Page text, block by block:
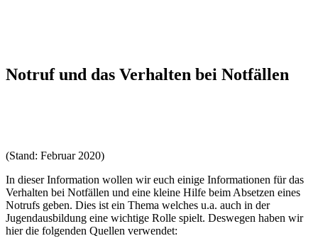
Notruf und das Verhalten bei Notfällen
(Stand: Februar 2020)
In dieser Information wollen wir euch einige Informationen für das
Verhalten bei Notfällen und eine kleine Hilfe beim Absetzen eines
Notrufs geben. Dies ist ein Thema welches u.a. auch in der
Jugendausbildung eine wichtige Rolle spielt. Deswegen haben wir
hier die folgenden Quellen verwendet: